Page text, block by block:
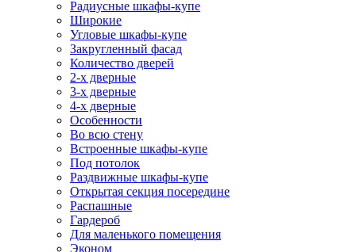
Радиусные шкафы-купе
Широкие
Угловые шкафы-купе
Закругленный фасад
Количество дверей
2-х дверные
3-х дверные
4-х дверные
Особенности
Во всю стену
Встроенные шкафы-купе
Под потолок
Раздвижные шкафы-купе
Открытая секция посередине
Распашные
Гардероб
Для маленького помещения
Эконом